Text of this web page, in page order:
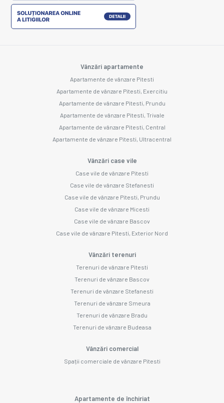
Vânzări apartamente
Apartamente de vânzare Pitesti
Apartamente de vânzare Pitesti, Exercitiu
Apartamente de vânzare Pitesti, Prundu
Apartamente de vânzare Pitesti, Trivale
Apartamente de vânzare Pitesti, Central
Apartamente de vânzare Pitesti, Ultracentral
Vânzări case vile
Case vile de vânzare Pitesti
Case vile de vânzare Stefanesti
Case vile de vânzare Pitesti, Prundu
Case vile de vânzare Micesti
Case vile de vânzare Bascov
Case vile de vânzare Pitesti, Exterior Nord
Vânzări terenuri
Terenuri de vânzare Pitesti
Terenuri de vânzare Bascov
Terenuri de vânzare Stefanesti
Terenuri de vânzare Smeura
Terenuri de vânzare Bradu
Terenuri de vânzare Budeasa
Vânzări comercial
Spații comerciale de vânzare Pitesti
Apartamente de închiriat